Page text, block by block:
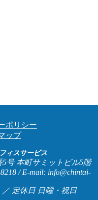
ポリシー
ップ
ィスサービス
号 本町サミットビル5階
/ E-mail: info@chintai-
／ 定休日 日曜・祝日